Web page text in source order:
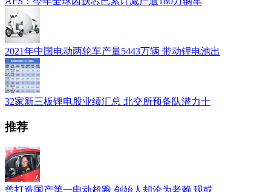
2021年中国电动两轮车产量5443万辆 带动锂电池出
32家新三板锂电股业绩汇总 北交所预备队潜力十
推荐
曾打造国产第一电动超跑 创始人却沦为老赖 现或